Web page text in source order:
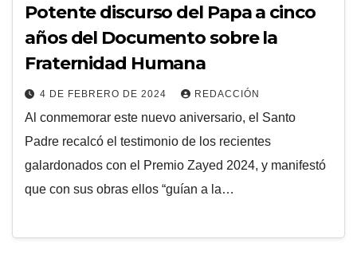
Potente discurso del Papa a cinco
años del Documento sobre la
Fraternidad Humana
4 DE FEBRERO DE 2024 REDACCIÓN
Al conmemorar este nuevo aniversario, el Santo
Padre recalcó el testimonio de los recientes
galardonados con el Premio Zayed 2024, y manifestó
que con sus obras ellos “guían a la…